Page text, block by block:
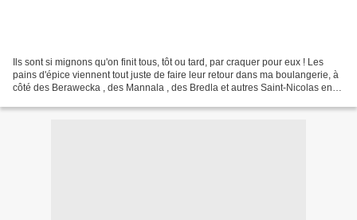
Ils sont si mignons qu'on finit tous, tôt ou tard, par craquer pour eux ! Les
pains d'épice viennent tout juste de faire leur retour dans ma boulangerie, à
côté des Berawecka , des Mannala , des Bredla et autres Saint-Nicolas en